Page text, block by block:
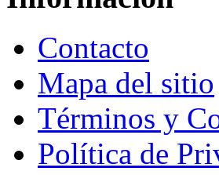
Contacto
Mapa del sitio
Términos y
Política de